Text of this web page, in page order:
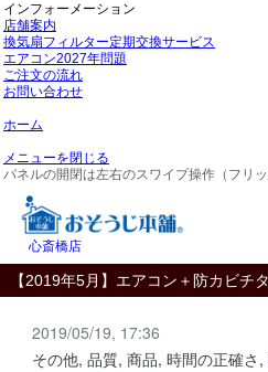
インフォーメーション
店舗案内
換気扇フィルター定期交換サービス
エアコン2027年問題
ご注文の流れ
お問い合わせ
ホーム
メニューを閉じる
パネルの開閉は左右のスワイプ操作（フリ
心斎橋店
【2019年5月】エアコン＋防カビチ
2019/05/19, 17:36
その他, 品質, 商品, 時間の正確さ,